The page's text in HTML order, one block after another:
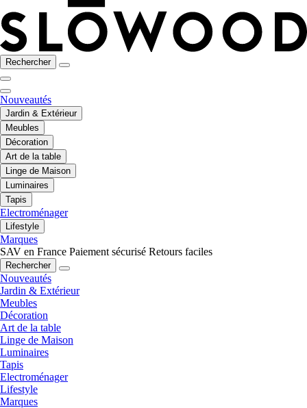
Rechercher
Nouveautés
Jardin & Extérieur
Meubles
Décoration
Art de la table
Linge de Maison
Luminaires
Tapis
Electroménager
Lifestyle
Marques
SAV en France Paiement sécurisé Retours faciles
Rechercher
Nouveautés
Jardin & Extérieur
Meubles
Décoration
Art de la table
Linge de Maison
Luminaires
Tapis
Electroménager
Lifestyle
Marques